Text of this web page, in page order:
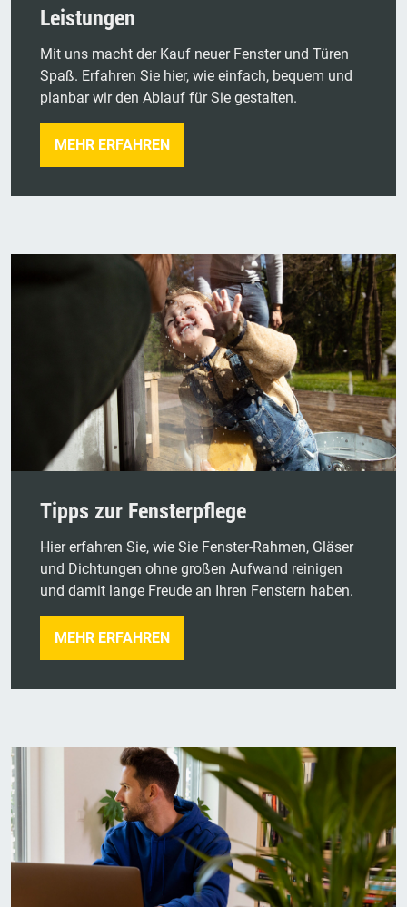
Leistungen
Mit uns macht der Kauf neuer Fenster und Türen
Spaß. Erfahren Sie hier, wie einfach, bequem und
planbar wir den Ablauf für Sie gestalten.
MEHR ERFAHREN
Tipps zur Fensterpflege
Hier erfahren Sie, wie Sie Fenster-Rahmen, Gläser
und Dichtungen ohne großen Aufwand reinigen
und damit lange Freude an Ihren Fenstern haben.
MEHR ERFAHREN